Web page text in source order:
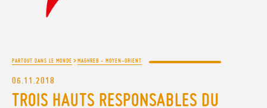
PARTOUT DANS LE MONDE >MAGHREB - MOYEN-ORIENT
06.11.2018
TROIS HAUTS RESPONSABLES DU